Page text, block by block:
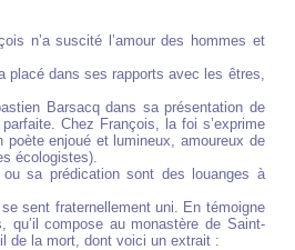
n’a suscité l’amour des hommes et
placé dans ses rapports avec les êtres,
Barsacq dans sa présentation de
Chez François, la foi s’exprime
poète enjoué et lumineux, amoureux de
écologistes).
sa prédication sont des louanges à
sent fraternellement uni. En témoigne
qu’il compose au monastère de Saint-
de la mort, dont voici un extrait :